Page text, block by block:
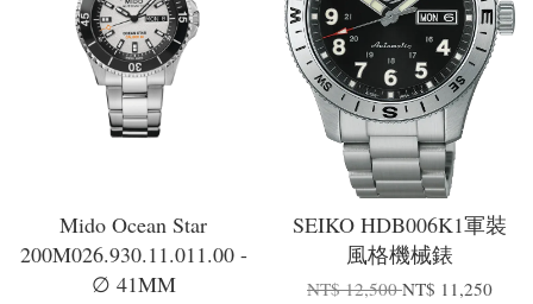
Mido Ocean Star
200M026.930.11.011.00 -
∅ 41MM
SEIKO HDB006K1軍裝
風格機械錶
NT$ 12,500NT$ 11,250